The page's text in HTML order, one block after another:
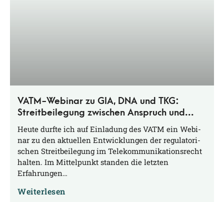
VATM-Webinar zu GIA, DNA und TKG:
Streitbeilegung zwischen Anspruch und
Praxis
Heu­te durf­te ich auf Ein­la­dung des VATM ein Web­i­
nar zu den aktu­el­len Ent­wick­lun­gen der regu­la­to­ri­
schen Streit­bei­le­gung im Tele­kom­mu­ni­ka­ti­ons­recht
hal­ten. Im Mit­tel­punkt stan­den die letz­ten
Erfahrungen…
Weiterlesen